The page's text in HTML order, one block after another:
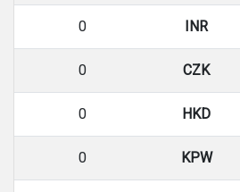
0 INR
0 CZK
0 HKD
0 KPW